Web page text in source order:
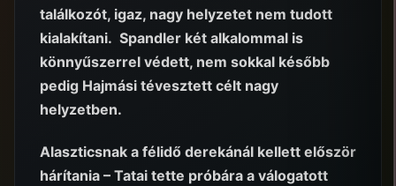
találkozót, igaz, nagy helyzetet nem tudott
kialakítani. Spandler két alkalommal is
könnyűszerrel védett, nem sokkal később
pedig Hajmási tévesztett célt nagy
helyzetben.
Alaszticsnak a félidő derekánál kellett először
hárítania – Tatai tette próbára a válogatott